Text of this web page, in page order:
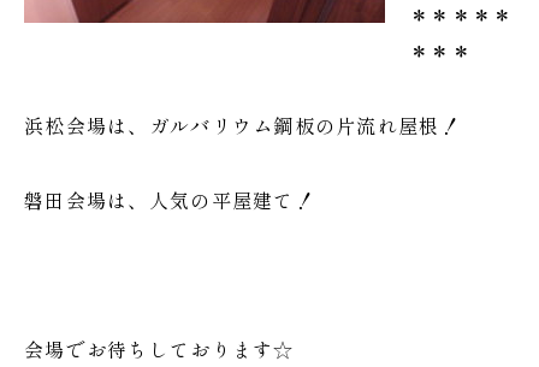
＊＊＊＊＊
＊＊＊
浜松会場は、ガルバリウム鋼板の片流れ屋根！
磐田会場は、人気の平屋建て！
会場でお待ちしております☆